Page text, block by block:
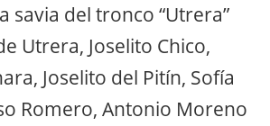
savia del tronco “Utrera”
Utrera, Joselito Chico,
Joselito del Pitín, Sofía
Romero, Antonio Moreno